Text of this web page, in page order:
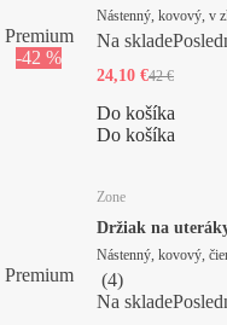
Premium
-42 %
Na sklade
24,10 €42 €
Do košíka
Do košíka
Premium
Zone
Držiak na
(4)
Na sklade